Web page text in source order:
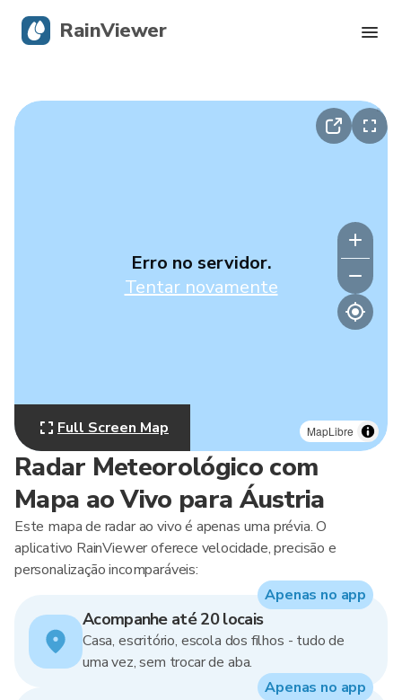
Radar Meteorológico com
Mapa ao Vivo para Áustria
Este mapa de radar ao vivo é apenas uma prévia. O
aplicativo RainViewer oferece velocidade, precisão e
personalização incomparáveis:
Acompanhe até 20 locais
Casa, escritório, escola dos filhos - tudo de
uma vez, sem trocar de aba.
Apenas no app
Apenas no app
MapLibre
Erro no servidor.
Tentar novamente
Full Screen Map
RainViewer